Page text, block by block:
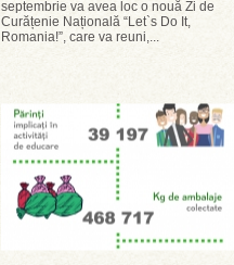
septembrie va avea loc o nouă Zi de
Curățenie Națională “Let`s Do It,
Romania!”, care va reuni,...